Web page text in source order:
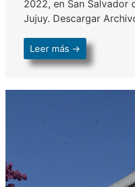
2022, en San Salvador
Jujuy. Descargar
Leer más →